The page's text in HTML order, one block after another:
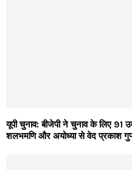
यूपी चुनाव: बीजेपी ने चुनाव के लिए 91
शलभमणि और अयोध्या से वेद प्रकाश